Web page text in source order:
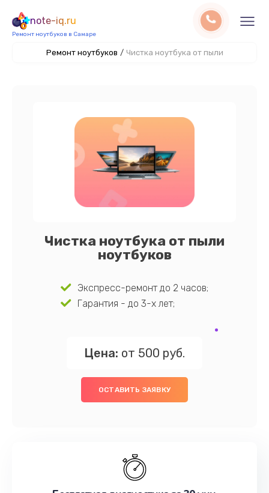
note-iq.ru
Ремонт ноутбуков в Самаре
Ремонт ноутбуков / Чистка ноутбука от пыли
Чистка ноутбука от пыли
ноутбуков
Экспресс-ремонт до 2 часов;
Гарантия - до 3-х лет;
Цена: от 500 руб.
ОСТАВИТЬ ЗАЯВКУ